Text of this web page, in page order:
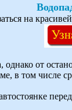
на
от
в том числе